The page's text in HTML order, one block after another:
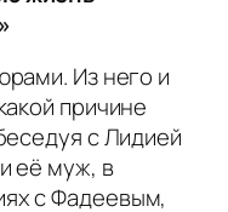
Из него и
причине
с Лидией
её муж, в
с Фадеевым,